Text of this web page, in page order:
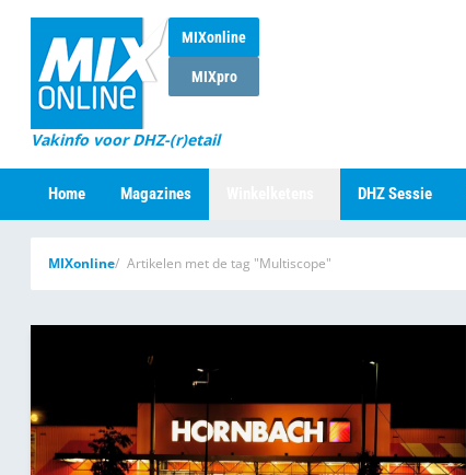
MIXonline
MIXpro
Vakinfo voor DHZ-(r)etail
Home Magazines DHZ Sessie
MIXonline Artikelen met de tag "Multiscope"